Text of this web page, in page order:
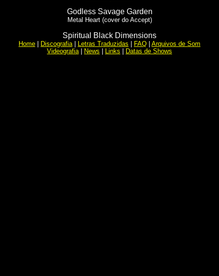
Godless Savage Garden
Metal Heart (cover do Accept)
Spiritual Black Dimensions
Home Discografia Letras Traduzidas FAQ
Arquivos de Som
Videografia
News Links Datas de Shows